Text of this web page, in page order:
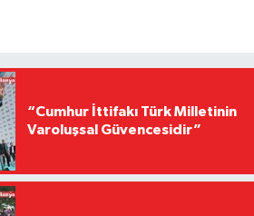
“Cumhur İttifakı Türk Milletinin
Varoluşsal Güvencesidir”